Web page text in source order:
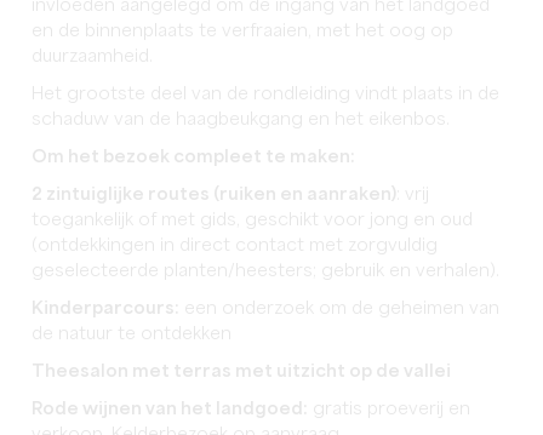
invloeden aangelegd om de ingang van het landgoed
en de binnenplaats te verfraaien, met het oog op
duurzaamheid.
Het grootste deel van de rondleiding vindt plaats in de
schaduw van de haagbeukgang en het eikenbos.
Om het bezoek compleet te maken:
2 zintuiglijke routes (ruiken en aanraken)
: vrij
toegankelijk of met gids, geschikt voor jong en oud
(ontdekkingen in direct contact met zorgvuldig
geselecteerde planten/heesters; gebruik en verhalen).
Kinderparcours:
een onderzoek om de geheimen van
de natuur te ontdekken
Theesalon met terras met uitzicht op de vallei
Rode wijnen van het landgoed:
gratis proeverij en